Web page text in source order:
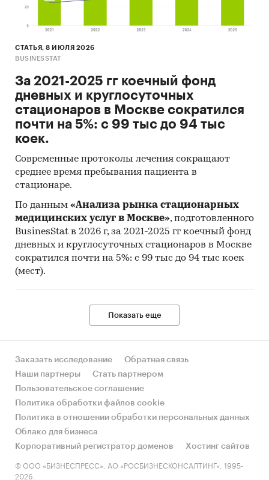
СТАТЬЯ, 8 ИЮЛЯ 2026
BUSINESSTAT
За 2021-2025 гг коечный фонд
дневных и круглосуточных
стационаров в Москве сократился
почти на 5%: с 99 тыс до 94 тыс
коек.
Современные протоколы лечения сокращают
среднее время пребывания пациента в
стационаре.
По данным «Анализа рынка стационарных
медицинских услуг в Москве», подготовленного
BusinesStat в 2026 г, за 2021-2025 гг коечный фонд
дневных и круглосуточных стационаров в Москве
сократился почти на 5%: с 99 тыс до 94 тыс коек
(мест).
Показать еще
Заказать исследование
Обратная связь
Наши партнеры
Стать партнером
Пользовательское соглашение
Политика обработки файлов cookie
Политика в отношении обработки персональных данных
Облако для бизнеса
Корпоративный регистратор доменов
Хостинг сайтов
© ООО «БИЗНЕСПРЕСС», АО «РОСБИЗНЕСКОНСАЛТИНГ», 1995-
2026.